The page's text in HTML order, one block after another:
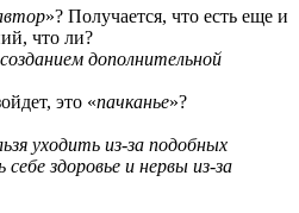
»? Получается, что есть еще и
что ли?
дополнительной
это «пачканье»?
уходить из-за подобных
здоровье и нервы из-за